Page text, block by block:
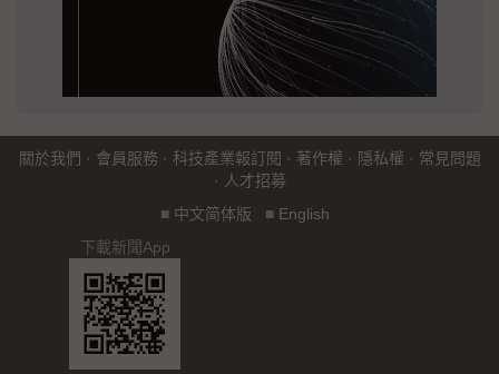
關於我們 · 會員服務 · 科技產業報訂閱 · 著作權 · 隱私權 · 常見問題
· 人才招募
■ 中文简体版 ■ English
下載新聞App